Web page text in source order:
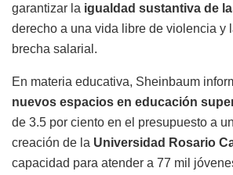
garantizar la igualdad sustantiva de
derecho a una vida libre de violencia y
brecha salarial.
En materia educativa, Sheinbaum
nuevos espacios en educación
de 3.5 por ciento en el presupuesto a
creación de la Universidad Rosario
capacidad para atender a 77 mil